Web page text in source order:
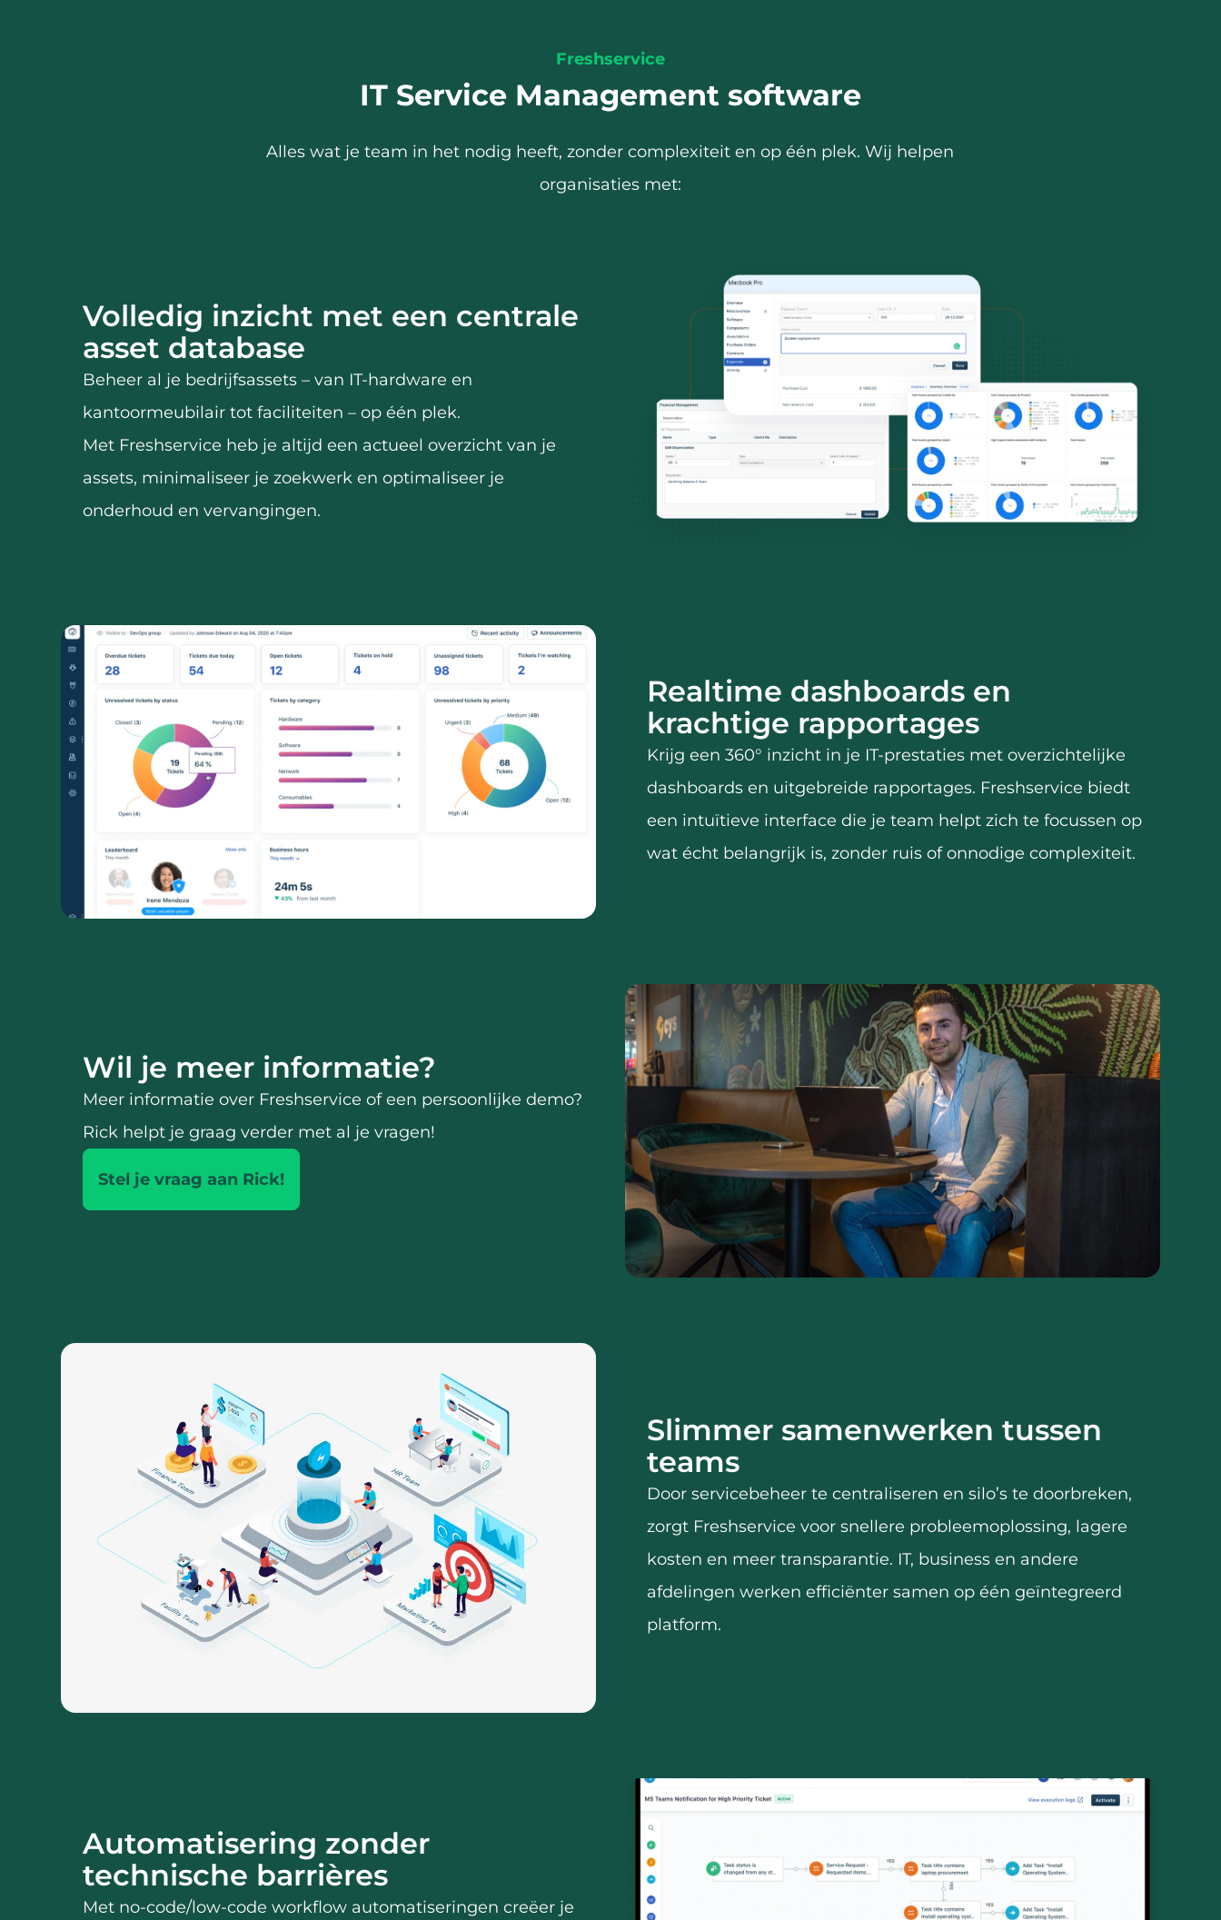
Freshservice
IT Service Management software
Alles wat je team in het nodig heeft, zonder complexiteit en op één plek. Wij helpen
organisaties met:
Volledig inzicht met een centrale
asset database
Beheer al je bedrijfsassets – van IT-hardware en
kantoormeubilair tot faciliteiten – op één plek.
Met Freshservice heb je altijd een actueel overzicht van je
assets, minimaliseer je zoekwerk en optimaliseer je
onderhoud en vervangingen.
Realtime dashboards en
krachtige rapportages
Krijg een 360° inzicht in je IT-prestaties met overzichtelijke
dashboards en uitgebreide rapportages. Freshservice biedt
een intuïtieve interface die je team helpt zich te focussen op
wat écht belangrijk is, zonder ruis of onnodige complexiteit.
Wil je meer informatie?
Meer informatie over Freshservice of een persoonlijke demo?
Rick helpt je graag verder met al je vragen!
Stel je vraag aan Rick!
Slimmer samenwerken tussen
teams
Door servicebeheer te centraliseren en silo’s te doorbreken,
zorgt Freshservice voor snellere probleemoplossing, lagere
kosten en meer transparantie. IT, business en andere
afdelingen werken efficiënter samen op één geïntegreerd
platform.
Automatisering zonder
technische barrières
Met no-code/low-code workflow automatiseringen creëer je